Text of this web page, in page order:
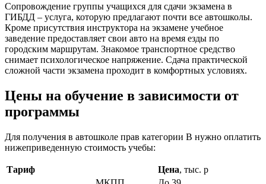
Сопровождение группы учащихся для сдачи экзамена в
ГИБДД – услуга, которую предлагают почти все автошколы.
Кроме присутствия инструктора на экзамене учебное
заведение предоставляет свои авто на время езды по
городским маршрутам. Знакомое транспортное средство
снимает психологическое напряжение. Сдача практической
сложной части экзамена проходит в комфортных условиях.
Цены на обучение в зависимости от
программы
Для получения в автошколе прав категории В нужно оплатить
нижеприведенную стоимость учебы:
Тариф Цена, тыс. р